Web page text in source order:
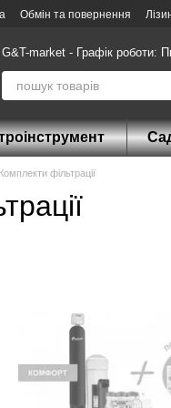
Обмін та повернення
G&T-market - Графік роботи:
Комплекти фільтрації